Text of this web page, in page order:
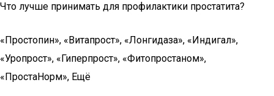
Что лучше принимать для профилактики простатита?
«Простопин», «Витапрост», «Лонгидаза», «Индигал»,
«Уропрост», «Гиперпрост», «Фитопростаном»,
«ПростаНорм», Ещё